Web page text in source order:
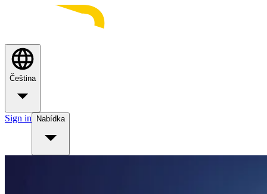
Čeština
Sign in Nabídka